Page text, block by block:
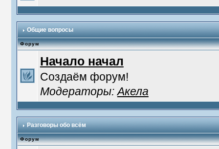
Общие вопросы
Форум
Начало начал
Создаём форум!
Модераторы:Акела
Разговоры обо всём
Форум